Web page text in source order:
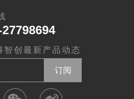
创最新产品动态